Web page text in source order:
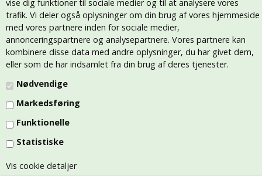
vise dig funktioner til sociale medier og til at analysere vores
trafik. Vi deler også oplysninger om din brug af vores hjemmeside
med vores partnere inden for sociale medier,
annonceringspartnere og analysepartnere. Vores partnere kan
kombinere disse data med andre oplysninger, du har givet dem,
eller som de har indsamlet fra din brug af deres tjenester.
Nødvendige
Markedsføring
Funktionelle
Statistiske
Vis cookie detaljer